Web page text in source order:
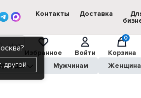
другой
Контакты Доставка
Избранное
Войти
0
Корзина
Мужчинам